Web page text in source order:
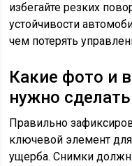
избегайте резких
устойчивости
чем потерять
Какие фото и
нужно
Правильно
ключевой элемент
ущерба. Снимки